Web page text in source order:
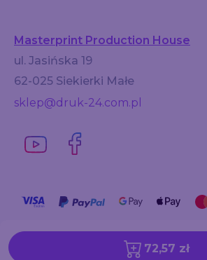
72,57 zł
Masterprint Production House
ul. Jasińska 19
62-025 Siekierki Małe
sklep@druk-24.com.pl